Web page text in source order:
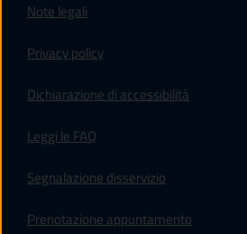
Note legali
Privacy policy
Dichiarazione di accessibilità
Leggi le FAQ
Segnalazione disservizio
Prenotazione appuntamento